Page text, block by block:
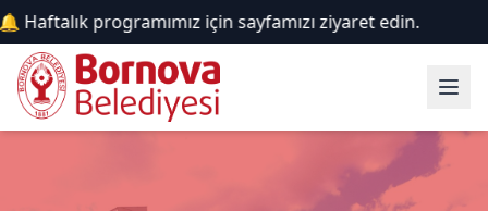
için sayfamızı ziyaret edin.